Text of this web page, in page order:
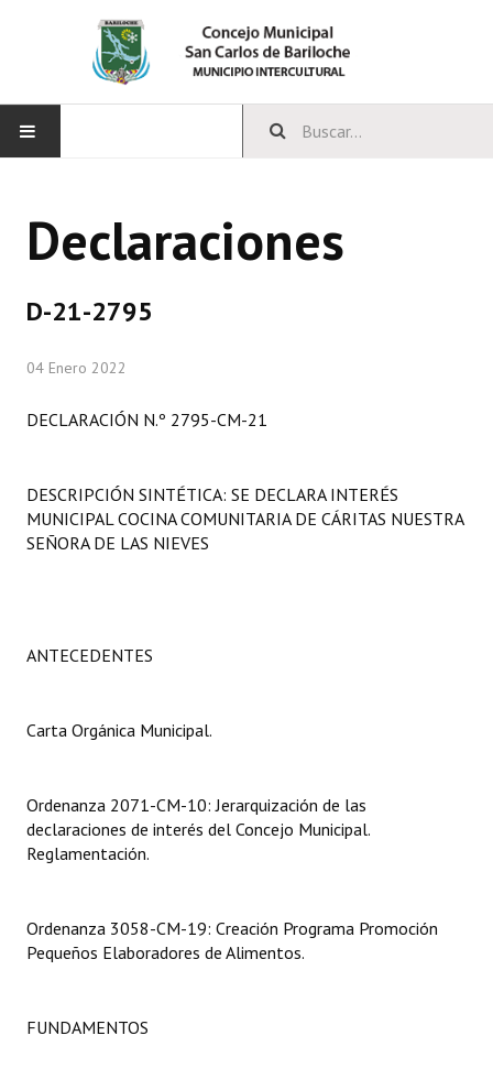
CONCEJO
Comisiones Especiales
Programas
Constitución Provincial
Digesto
Organigrama
Informes de Gestión
Dictámenes Asesoría Letrada
Declaraciones
D-21-2795
04 Enero 2022
DECLARACIÓN N.º 2795-CM-21
DESCRIPCIÓN SINTÉTICA: SE DECLARA INTERÉS
MUNICIPAL COCINA COMUNITARIA DE CÁRITAS NUESTRA
SEÑORA DE LAS NIEVES
ANTECEDENTES
Carta Orgánica Municipal.
Ordenanza 2071-CM-10: Jerarquización de las
declaraciones de interés del Concejo Municipal.
Reglamentación.
Ordenanza 3058-CM-19: Creación Programa Promoción
Pequeños Elaboradores de Alimentos.
FUNDAMENTOS